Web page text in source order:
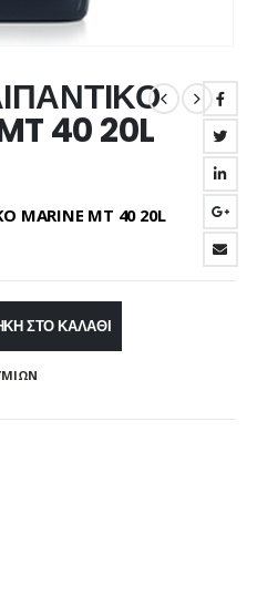
40 20L
MT 40 20L
ΣΤΟ ΚΑΛΆΘΙ